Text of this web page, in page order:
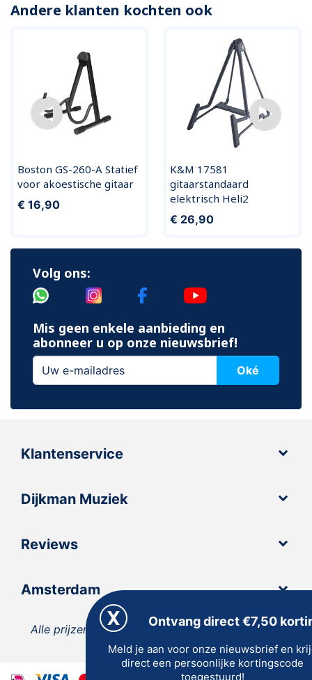
Andere klanten kochten ook
Boston GS-260-A Statief
voor akoestische gitaar
€ 16,90
K&M 17581
gitaarstandaard
elektrisch Heli2
€ 26,90
Volg ons:
Mis geen enkele aanbieding en
abonneer u op onze nieuwsbrief!
Oké
Klantenservice
Dijkman Muziek
Reviews
Amsterdam
Alle prijzen zijn inclusief 21% BTW, tenzij anders
vermeld.
Ontvang direct €7,50
Meld je aan voor onze nieuwsbrief en
direct een persoonlijke kortingscode
toegestuurd!